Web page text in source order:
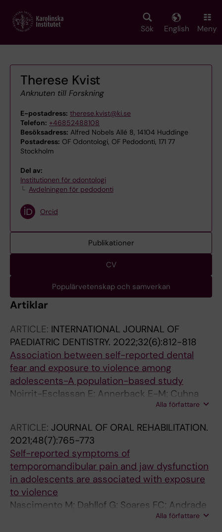
main
Sök English Meny
Therese Kvist
Anknuten till Forskning
E-postadress: therese.kvist@ki.se
Telefon: +46852488108
Besöksadress: Alfred Nobels Allé 8, 14104 Huddinge
Postadress: OF Odontologi, OF Pedodonti, 171 77
Stockholm
Del av:
Institutionen för odontologi
Avdelningen för pedodonti
Orcid
Publikationer
CV
Populärvetenskap och samverkan
Artiklar
ARTICLE: INTERNATIONAL JOURNAL OF
PAEDIATRIC DENTISTRY. 2022;32(6):812-818
Association between self-reported dental
fear and exposure to violence among
adolescents-A population-based study
Noirrit-Esclassan E; Annerback E-M; Cuhna
Alla författare
ARTICLE: JOURNAL OF ORAL REHABILITATION.
2021;48(7):765-773
Self-reported symptoms of
temporomandibular pain and jaw dysfunction
in adolescents are associated with exposure
to violence
Nascimento M; Dahllof G; Soares FC; Andrade
de Souza Mayer TM; Kvist T; Colares VAlla författare